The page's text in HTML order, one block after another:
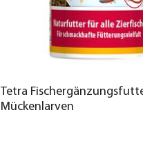
Tetra
Mückenlarven